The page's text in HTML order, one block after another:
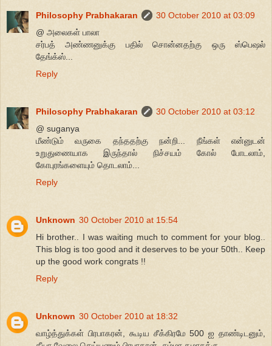
Philosophy Prabhakaran
30 October 2010 at 03:09
@ அலைகள் பாலா
சர்பத் அண்ணனுக்கு பதில் சொன்னதற்கு ஒரு ஸ்பெஷல்
தேங்க்ஸ்...
Reply
Philosophy Prabhakaran
30 October 2010 at 03:12
@ suganya
மீண்டும் வருகை தந்ததற்கு நன்றி... நீங்கள் என்னுடன்
உறுதுணையாக இருந்தால் நிச்சயம் கோல் போடலாம்,
கோபுரங்களையும் தொடலாம்...
Reply
Unknown 30 October 2010 at 15:54
Hi brother.. I was waiting much to comment for your blog..
This blog is too good and it deserves to be your 50th.. Keep
up the good work congrats !!
Reply
Unknown 30 October 2010 at 18:32
வாழ்த்துக்கள் பிரபாகரன், கூடிய சீக்கிரமே 500 ஐ தாண்டிடனும்,